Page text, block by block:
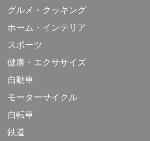
グルメ・クッキング
ホーム・インテリア
スポーツ
健康・エクササイズ
自動車
モーターサイクル
自転車
鉄道